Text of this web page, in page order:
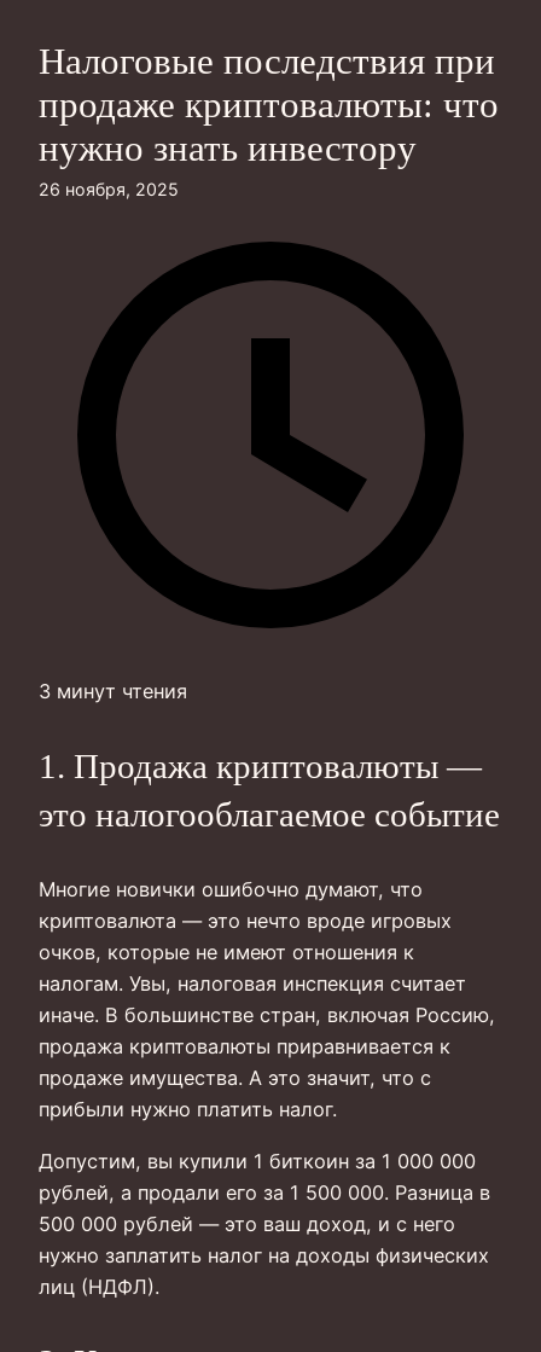
Налоговые последствия при
продаже криптовалюты: что
нужно знать инвестору
26 ноября, 2025
3 минут чтения
1. Продажа криптовалюты —
это налогооблагаемое событие
Многие новички ошибочно думают, что
криптовалюта — это нечто вроде игровых
очков, которые не имеют отношения к
налогам. Увы, налоговая инспекция считает
иначе. В большинстве стран, включая Россию,
продажа криптовалюты приравнивается к
продаже имущества. А это значит, что с
прибыли нужно платить налог.
Допустим, вы купили 1 биткоин за 1 000 000
рублей, а продали его за 1 500 000. Разница в
500 000 рублей — это ваш доход, и с него
нужно заплатить налог на доходы физических
лиц (НДФЛ).